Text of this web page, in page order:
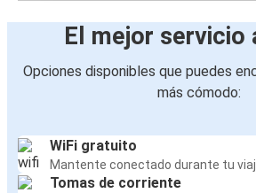
El mejor servicio
Opciones disponibles que puedes
más cómodo:
WiFi gratuito
Mantente conectado durante tu
Tomas de corriente